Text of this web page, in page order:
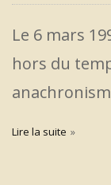
Le 6 mars
hors du
Lire la suite